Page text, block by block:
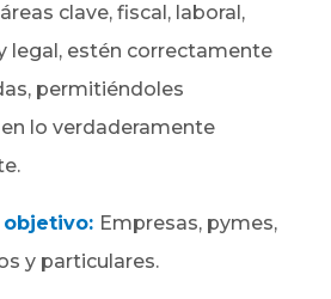
clave, fiscal, laboral,
legal, estén correctamente
permitiéndoles
lo verdaderamente
objetivo: Empresas, pymes,
y particulares.